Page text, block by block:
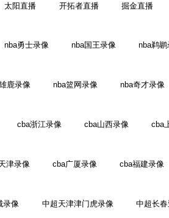
太阳直播 开拓者直播 掘金直播
nba勇士录像 nba国王录像 nba鹈
鹿录像 nba篮网录像 nba奇才录像
cba浙江录像 cba山西录像 cba
津录像 cba广厦录像 cba福建录像
录像 中超天津津门虎录像 中超长